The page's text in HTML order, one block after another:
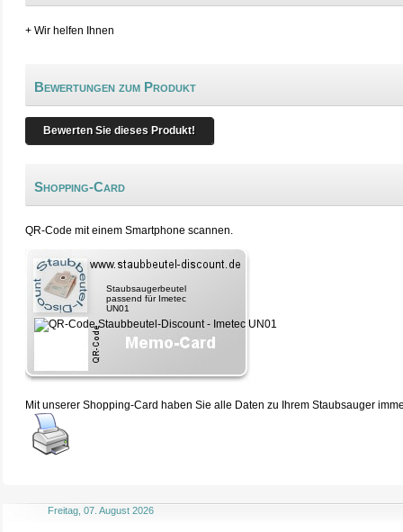
+ Wir helfen Ihnen
Bewertungen zum Produkt
Bewerten Sie dieses Produkt!
Shopping-Card
QR-Code mit einem Smartphone scannen.
Staubsaugerbeutel
passend für Imetec
UN01
Mit unserer Shopping-Card haben Sie alle Daten zu Ihrem Staubsauger
Freitag, 07. August 2026